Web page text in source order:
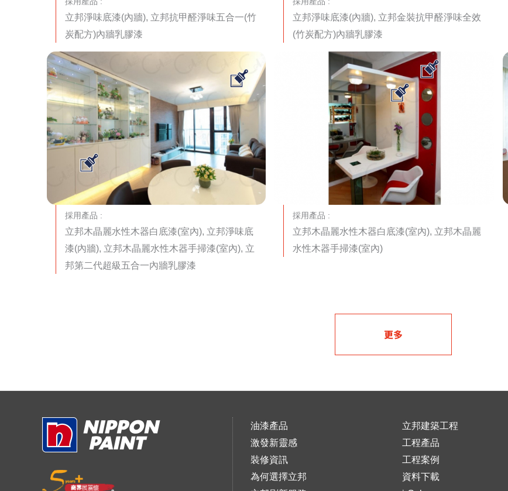
立邦淨味底漆(內牆), 立邦抗甲醛淨味五合一(竹
炭配方)內牆乳膠漆
立邦淨味底漆(內牆), 立邦金裝抗甲醛淨味全效
(竹炭配方)內牆乳膠漆
採用產品 :
立邦木晶麗水性木器白底漆(室內), 立邦淨味底
漆(內牆), 立邦木晶麗水性木器手掃漆(室內), 立
邦第二代超級五合一內牆乳膠漆
採用產品 :
立邦木晶麗水性木器白底漆(室內), 立邦木晶麗
水性木器手掃漆(室內)
更多
油漆產品
激發新靈感
裝修資訊
為何選擇立邦
立邦建築工程
工程產品
工程案例
資料下載